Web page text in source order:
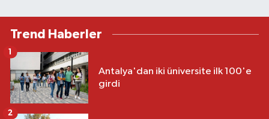
Trend Haberler
Antalya'dan iki üniversite ilk 100'e
girdi
1
2